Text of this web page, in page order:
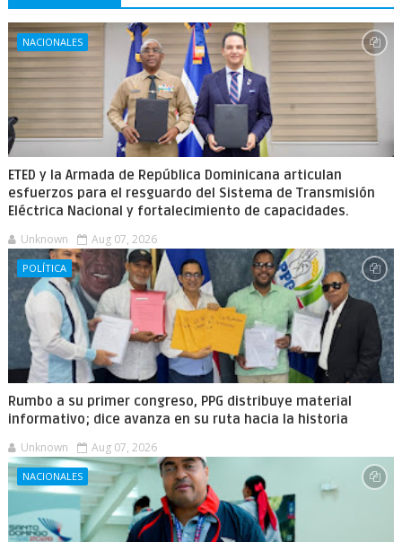
NACIONALES
ETED y la Armada de República Dominicana articulan
esfuerzos para el resguardo del Sistema de Transmisión
Eléctrica Nacional y fortalecimiento de capacidades.
Unknown Aug 07, 2026
POLÍTICA
Rumbo a su primer congreso, PPG distribuye material
informativo; dice avanza en su ruta hacia la historia
Unknown Aug 07, 2026
NACIONALES